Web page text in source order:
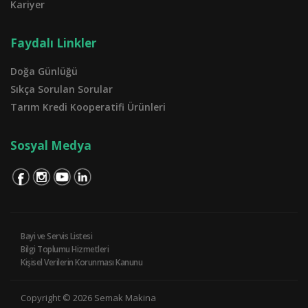
Kariyer
Faydalı Linkler
Doğa Günlüğü
Sıkça Sorulan Sorular
Tarım Kredi Kooperatifi Ürünleri
Sosyal Medya
Bayi ve Servis Listesi
Bilgi Toplumu Hizmetleri
Kişisel Verilerin Korunması Kanunu
Copyright © 2026 Semak Makina